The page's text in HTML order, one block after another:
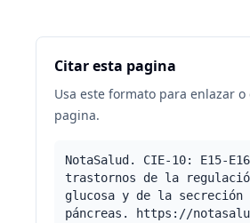
Citar esta pagina
Usa este formato para enlazar o
pagina.
NotaSalud. CIE-10: E15-
trastornos de la
glucosa y de la
páncreas. https://